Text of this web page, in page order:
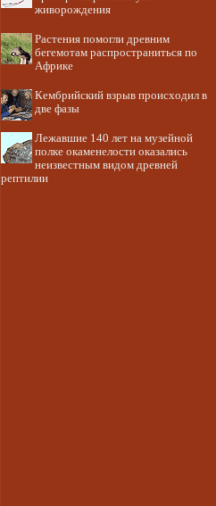
живорождения
Растения помогли древним
бегемотам распространиться по
Африке
Кембрийский взрыв происходил в
две фазы
Лежавшие 140 лет на музейной
полке окаменелости оказались
неизвестным видом древней
рептилии